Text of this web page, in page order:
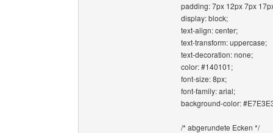
padding: 7px 12px 7px
display: block;
text-align: center;
text-transform: uppercase;
text-decoration: none;
color: #140101;
font-size: 8px;
font-family: arial;
background-color:
/* abgerundete Ecken */